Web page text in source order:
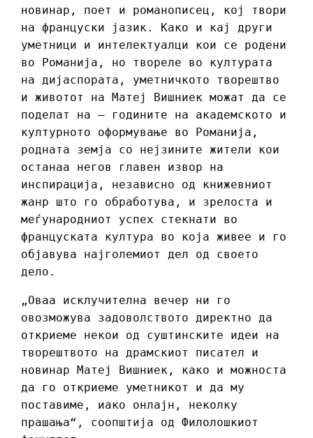
новинар, поет и романописец, кој твори
на француски јазик. Како и кај други
уметници и интелектуалци кои се родени
во Романија, но твореле во културата
на дијаспората, уметничкото творештво
и животот на Матеј Вишниек можат да се
поделат на – годините на академското и
културното оформување во Романија,
родната земја со нејзините жители кои
останаа негов главен извор на
инспирација, независно од книжевниот
жанр што го обработува, и зрелоста и
меѓународниот успех стекнати во
француската култура во која живее и го
објавува најголемиот дел од своето
дело.
„Оваа исклучителна вечер ни го
овозможува задоволството директно да
откриеме некои од суштинските идеи на
творештвото на драмскиот писател и
новинар Матеј Вишниек, како и можноста
да го откриеме уметникот и да му
поставиме, иако онлајн, неколку
прашања“, соопштија од Филолошкиот